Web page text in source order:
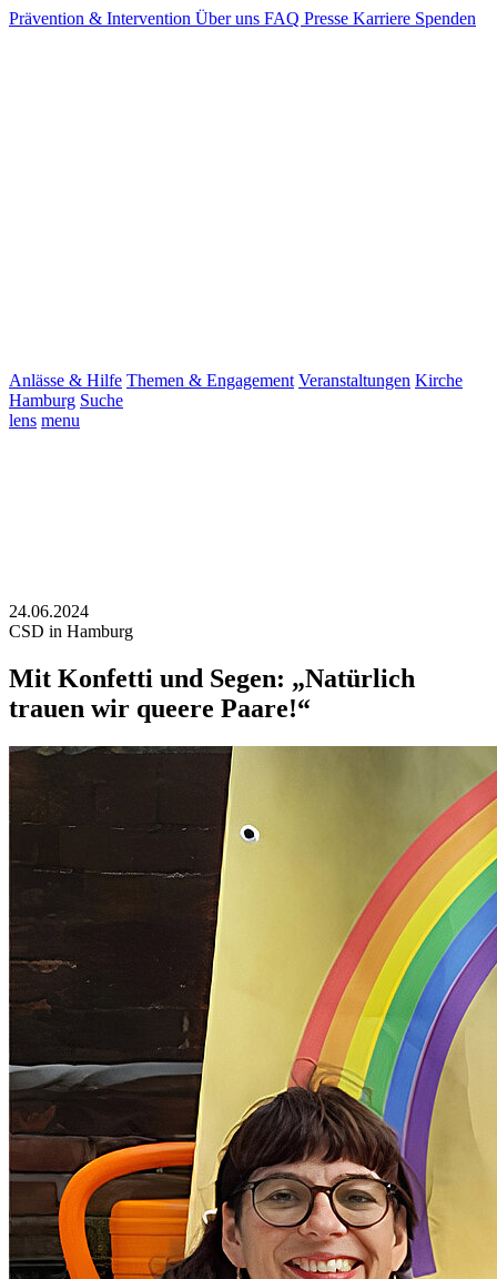
Prävention & Intervention Über uns FAQ Presse Karriere Spenden
Anlässe & Hilfe Themen & Engagement Veranstaltungen Kirche
Hamburg Suche
lens menu
24.06.2024
CSD in Hamburg
Mit Konfetti und Segen: „Natürlich
trauen wir queere Paare!“